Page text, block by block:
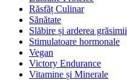
Răsfăț Culinar
Sănătate
Slăbire și arderea grăsimii
Stimulatoare hormonale
Vegan
Victory Endurance
Vitamine și Minerale